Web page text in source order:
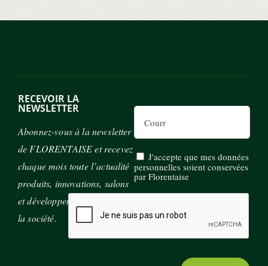
RECEVOIR LA
NEWSLETTER
Abonnez-vous à la newsletter
de FLORENTAISE et recevez
chaque mois toute l’actualité
produits, innovations, salons
et développement durable de
la société.
Email
J'accepte que mes données
personnelles soient conservées
par Florentaise